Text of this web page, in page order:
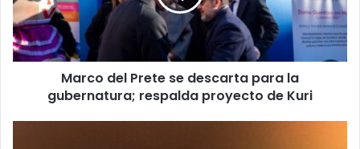
para
la
gubernatura;
respalda
Marco del Prete se descarta para la
gubernatura; respalda proyecto de Kuri